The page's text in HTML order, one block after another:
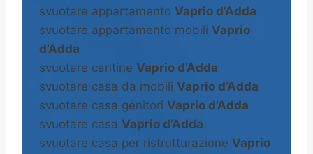
svuotare appartamento Vaprio d’Adda
svuotare appartamento mobili Vaprio
d’Adda
svuotare cantine Vaprio d’Adda
svuotare casa da mobili Vaprio d’Adda
svuotare casa genitori Vaprio d’Adda
svuotare casa Vaprio d’Adda
svuotare casa per ristrutturazione Vaprio